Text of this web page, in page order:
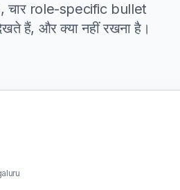
चार role-specific bullet
हैं, और क्या नहीं रखना है।